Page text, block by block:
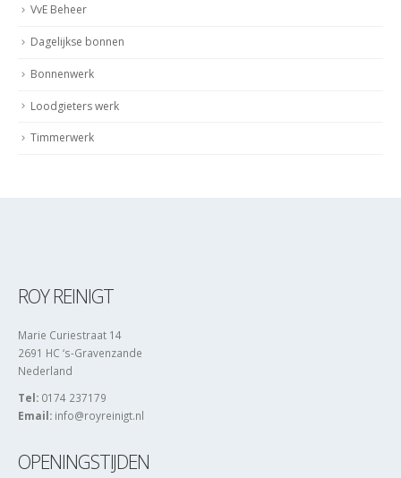
VvE Beheer
Dagelijkse bonnen
Bonnenwerk
Loodgieters werk
Timmerwerk
ROY REINIGT
Marie Curiestraat 14
2691 HC ‘s-Gravenzande
Nederland
Tel: 0174 237179
Email: info@royreinigt.nl
OPENINGSTIJDEN